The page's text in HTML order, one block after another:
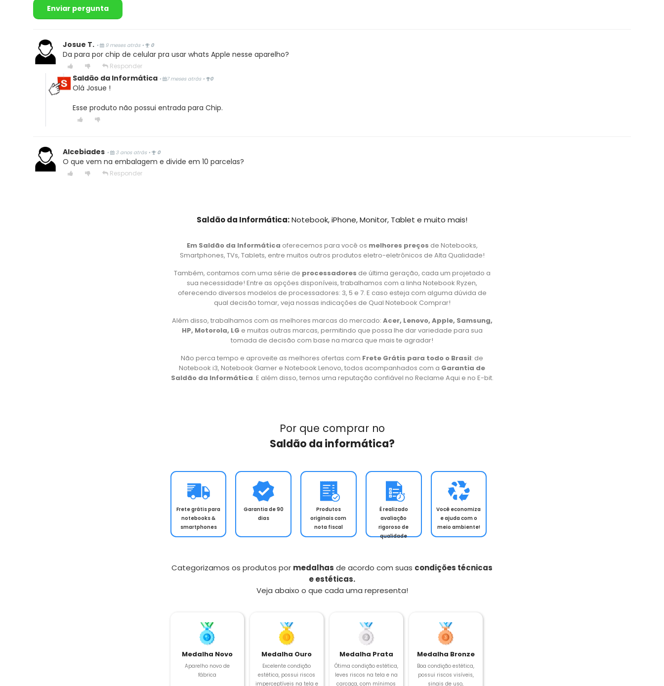
Enviar pergunta
Josue T. • 9 meses atrás • 0
Da para por chip de celular pra usar whats Apple nesse aparelho?
Responder
Saldão da Informática • 7 meses atrás • 0
Olá Josue !
Esse produto não possui entrada para Chip.
Alcebiades • 3 anos atrás • 0
O que vem na embalagem e divide em 10 parcelas?
Responder
Saldão da Informática:Notebook, iPhone, Monitor, Tablet e muito mais!
Em Saldão da Informática oferecemos para você os melhores preços de Notebooks,
Smartphones, TVs, Tablets, entre muitos outros produtos eletro-eletrônicos de Alta Qualidade!
Também, contamos com uma série de processadores de última geração, cada um projetado a
sua necessidade! Entre as opções disponíveis, trabalhamos com a linha Notebook Ryzen,
oferecendo diversos modelos de processadores: 3, 5 e 7. E caso esteja com alguma dúvida de
qual decisão tomar, veja nossas indicações de Qual Notebook Comprar!
Além disso, trabalhamos com as melhores marcas do mercado: Acer, Lenovo, Apple, Samsung,
HP, Motorola, LG e muitas outras marcas, permitindo que possa lhe dar variedade para sua
tomada de decisão com base na marca que mais te agradar!
Não perca tempo e aproveite as melhores ofertas com Frete Grátis para todo o Brasil: de
Notebook i3, Notebook Gamer e Notebook Lenovo, todos acompanhados com a Garantia de
Saldão da Informática. E além disso, temos uma reputação confiável no Reclame Aqui e no E-bit.
Por que comprar no
Saldão da informática?
Frete grátis para
notebooks &
smartphones
Garantia de 90
dias
Produtos
originais com
nota fiscal
É realizado
avaliação
rigoroso de
qualidade
Você economiza
e ajuda com o
meio ambiente!
Categorizamos os produtos por medalhas de acordo com suas condições técnicas
e estéticas.
Veja abaixo o que cada uma representa!
Medalha Novo
Aparelho novo de
fábrica
Medalha Ouro
Excelente condição
estética, possui riscos
imperceptíveis na tela e
Medalha Prata
Ótima condição estética,
leves riscos na tela e na
carcaça, com mínimos
Medalha Bronze
Boa condição estética,
possui riscos visíveis,
sinais de uso,